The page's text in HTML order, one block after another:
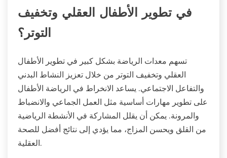
في تطوير الأطفال العقلي وتخفيف
التوتر؟
تسهم معدات الرياضة بشكل كبير في تطوير الأطفال
العقلي وتخفيف التوتر من خلال تعزيز النشاط البدني
والتفاعل الاجتماعي. يساعد الانخراط في الرياضة الأطفال
على تطوير مهارات أساسية مثل العمل الجماعي والانضباط
والمرونة. يمكن أن يقلل المشاركة في الأنشطة الرياضية
من القلق ويحسن المزاج، مما يؤدي إلى نتائج أفضل للصحة
العقلية.